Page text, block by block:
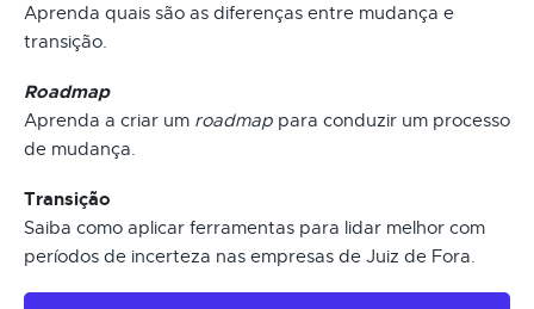
Aprenda quais são as diferenças entre mudança e
transição.
Roadmap
Aprenda a criar um roadmap para conduzir um processo
de mudança.
Transição
Saiba como aplicar ferramentas para lidar melhor com
períodos de incerteza nas empresas de Juiz de Fora.